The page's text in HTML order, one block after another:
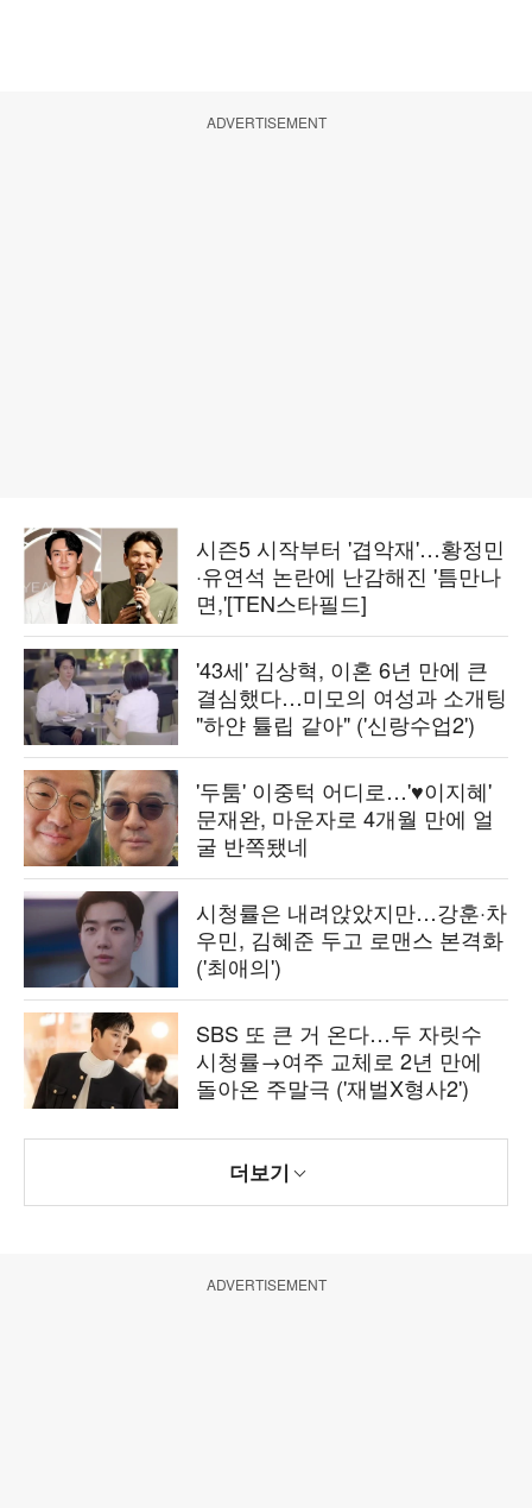
ADVERTISEMENT
시즌5 시작부터 '겹악재'…황정민
·유연석 논란에 난감해진 '틈만나
면,'[TEN스타필드]
'43세' 김상혁, 이혼 6년 만에 큰
결심했다…미모의 여성과 소개팅
"하얀 튤립 같아" ('신랑수업2')
'두툼' 이중턱 어디로…'♥이지혜'
문재완, 마운자로 4개월 만에 얼
굴 반쪽됐네
시청률은 내려앉았지만…강훈·차
우민, 김혜준 두고 로맨스 본격화
('최애의')
SBS 또 큰 거 온다…두 자릿수
시청률→여주 교체로 2년 만에
돌아온 주말극 ('재벌X형사2')
더보기
ADVERTISEMENT